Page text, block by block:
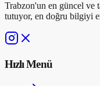
Trabzon'un en güncel ve
tutuyor, en doğru bilgiyi
Hızlı Menü